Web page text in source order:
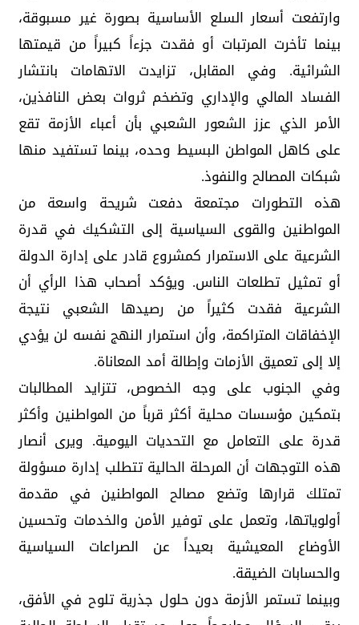
وارتفعت أسعار السلع الأساسية بصورة غير مسبوقة،
بينما تأخرت المرتبات أو فقدت جزءاً كبيراً من قيمتها
الشرائية. وفي المقابل، تزايدت الاتهامات بانتشار
الفساد المالي والإداري وتضخم ثروات بعض النافذين،
الأمر الذي عزز الشعور الشعبي بأن أعباء الأزمة تقع
على كاهل المواطن البسيط وحده، بينما تستفيد منها
شبكات المصالح والنفوذ.
هذه التطورات مجتمعة دفعت شريحة واسعة من
المواطنين والقوى السياسية إلى التشكيك في قدرة
الشرعية على الاستمرار كمشروع قادر على إدارة الدولة
أو تمثيل تطلعات الناس. ويؤكد أصحاب هذا الرأي أن
الشرعية فقدت كثيراً من رصيدها الشعبي نتيجة
الإخفاقات المتراكمة، وأن استمرار النهج نفسه لن يؤدي
إلا إلى تعميق الأزمات وإطالة أمد المعاناة.
وفي الجنوب على وجه الخصوص، تتزايد المطالبات
بتمكين مؤسسات محلية أكثر قرباً من المواطنين وأكثر
قدرة على التعامل مع التحديات اليومية. ويرى أنصار
هذه التوجهات أن المرحلة الحالية تتطلب إدارة مسؤولة
تمتلك قرارها وتضع مصالح المواطنين في مقدمة
أولوياتها، وتعمل على توفير الأمن والخدمات وتحسين
الأوضاع المعيشية بعيداً عن الصراعات السياسية
والحسابات الضيقة.
وبينما تستمر الأزمة دون حلول جذرية تلوح في الأفق،